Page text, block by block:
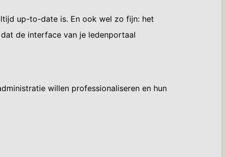
up-to-date is. En ook wel zo fijn: het
de interface van je ledenportaal
willen professionaliseren en hun